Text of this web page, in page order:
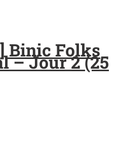
Binic Folks
– Jour 2 (25